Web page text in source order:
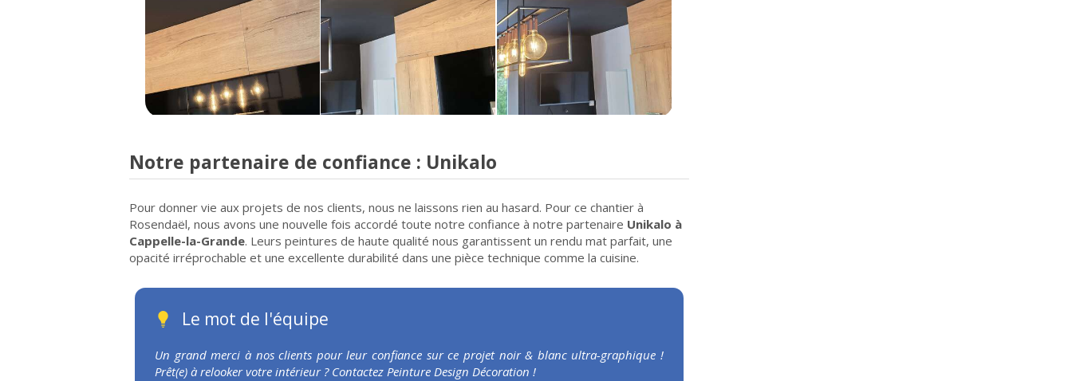
Notre partenaire de confiance : Unikalo
Pour donner vie aux projets de nos clients, nous ne laissons rien au hasard. Pour ce chantier à
Rosendaël, nous avons une nouvelle fois accordé toute notre confiance à notre partenaire Unikalo à
Cappelle-la-Grande. Leurs peintures de haute qualité nous garantissent un rendu mat parfait, une
opacité irréprochable et une excellente durabilité dans une pièce technique comme la cuisine.
Le mot de l'équipe
Un grand merci à nos clients pour leur confiance sur ce projet noir & blanc ultra-graphique !
Prêt(e) à relooker votre intérieur ? Contactez Peinture Design Décoration !